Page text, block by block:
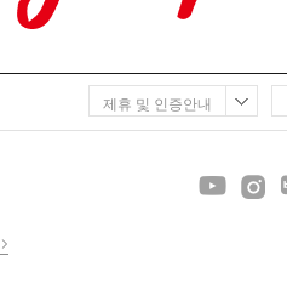
제휴 및 인증안내